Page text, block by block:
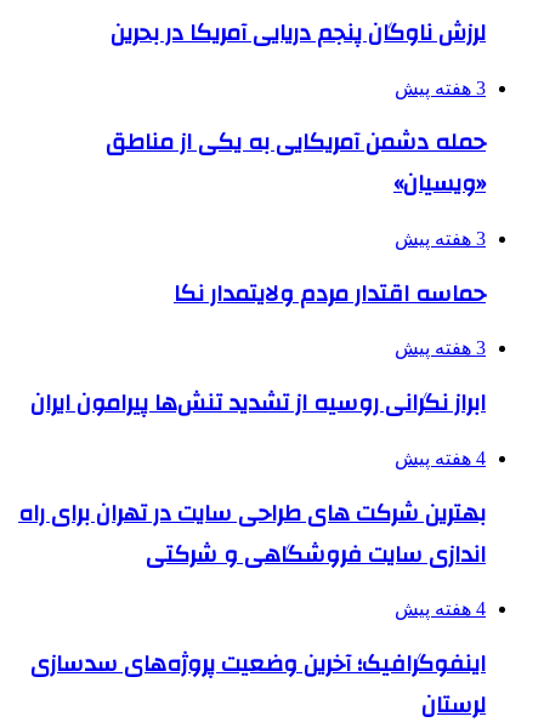
لرزش ناوگان پنجم دریایی آمریکا در بحرین
3 هفته پیش
حمله دشمن آمریکایی به یکی از مناطق
«ویسیان»
3 هفته پیش
حماسه اقتدار مردم ولایتمدار نکا
3 هفته پیش
ابراز نگرانی روسیه از تشدید تنش‌ها پیرامون ایران
4 هفته پیش
بهترین شرکت های طراحی سایت در تهران برای راه
اندازی سایت فروشگاهی و شرکتی
4 هفته پیش
اینفوگرافیک؛ آخرین وضعیت پروژه‌های سدسازی
لرستان